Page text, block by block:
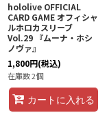
hololive OFFICIAL
CARD GAME オフィシャ
ルホロカスリーブ
Vol.29 『ムーナ・ホシ
ノヴァ』
1,800円(税込)
在庫数 2個
カートに入れる